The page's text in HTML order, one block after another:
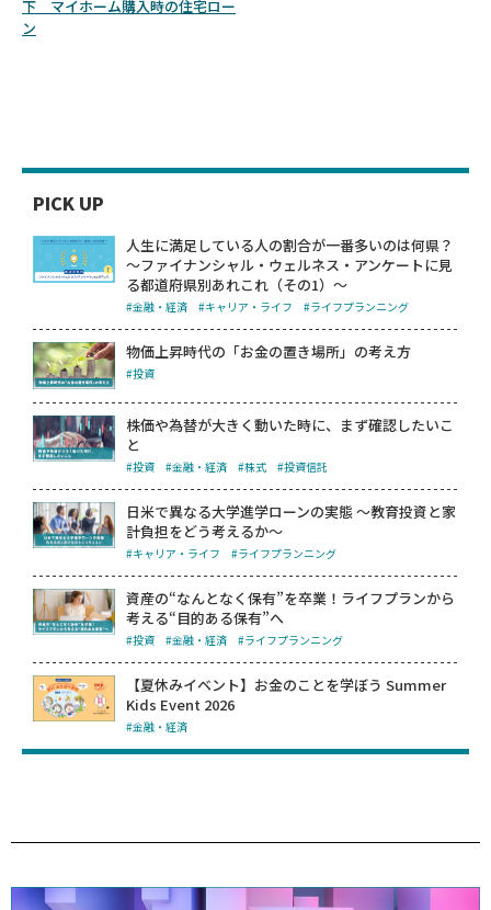
下 マイホーム購入時の住宅ロー
ン
PICK UP
人生に満足している人の割合が一番多いのは何県？
～ファイナンシャル・ウェルネス・アンケートに見
る都道府県別あれこれ（その1）～
#金融・経済 #キャリア・ライフ #ライフプランニング
物価上昇時代の「お金の置き場所」の考え方
#投資
株価や為替が大きく動いた時に、まず確認したいこ
と
#投資 #金融・経済 #株式 #投資信託
日米で異なる大学進学ローンの実態 ～教育投資と家
計負担をどう考えるか～
#キャリア・ライフ #ライフプランニング
資産の“なんとなく保有”を卒業！ライフプランから
考える“目的ある保有”へ
#投資 #金融・経済 #ライフプランニング
【夏休みイベント】お金のことを学ぼう Summer
Kids Event 2026
#金融・経済